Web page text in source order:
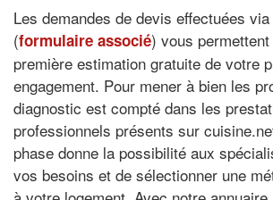
Les demandes de devis effectuées
(formulaire associé) vous
première estimation gratuite de votre
engagement. Pour mener à bien les
diagnostic est compté dans les
professionnels présents sur
phase donne la possibilité aux
vos besoins et de sélectionner une